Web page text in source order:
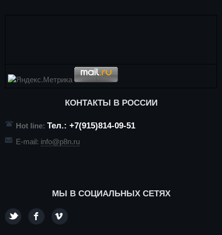
КОНТАКТЫ В РОССИИ
Hot line: Тел.: +7(915)814-09-51
E-mail: info@p8n.ru
МЫ В СОЦИАЛЬНЫХ СЕТЯХ